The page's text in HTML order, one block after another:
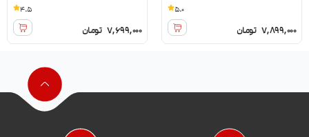
7,899,000 تومان
5.0
7,699,000 تومان
4.5